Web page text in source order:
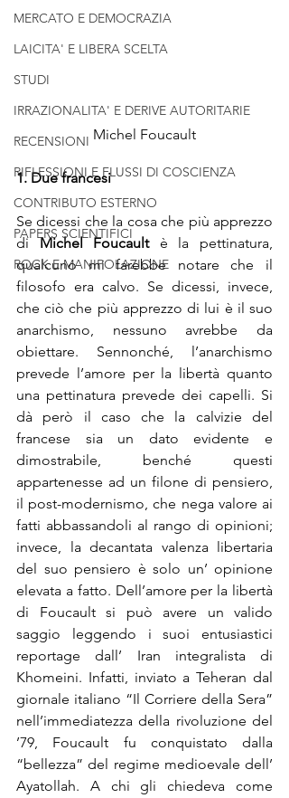
MERCATO E DEMOCRAZIA
LAICITA' E LIBERA SCELTA
STUDI
IRRAZIONALITA' E DERIVE AUTORITARIE
RECENSIONI
RIFLESSIONI E FLUSSI DI COSCIENZA
CONTRIBUTO ESTERNO
PAPERS SCIENTIFICI
ROCK E MANIPOLAZIONE
Michel Foucault
1. Due francesi
Se dicessi che la cosa che più apprezzo
di Michel Foucault è la pettinatura,
qualcuno mi farebbe notare che il
filosofo era calvo. Se dicessi, invece,
che ciò che più apprezzo di lui è il suo
anarchismo, nessuno avrebbe da
obiettare. Sennonché, l’anarchismo
prevede l’amore per la libertà quanto
una pettinatura prevede dei capelli. Si
dà però il caso che la calvizie del
francese sia un dato evidente e
dimostrabile, benché questi
appartenesse ad un filone di pensiero,
il post-modernismo, che nega valore ai
fatti abbassandoli al rango di opinioni;
invece, la decantata valenza libertaria
del suo pensiero è solo un’ opinione
elevata a fatto. Dell’amore per la libertà
di Foucault si può avere un valido
saggio leggendo i suoi entusiastici
reportage dall’ Iran integralista di
Khomeini. Infatti, inviato a Teheran dal
giornale italiano “Il Corriere della Sera”
nell’immediatezza della rivoluzione del
’79, Foucault fu conquistato dalla
“bellezza” del regime medioevale dell’
Ayatollah. A chi gli chiedeva come